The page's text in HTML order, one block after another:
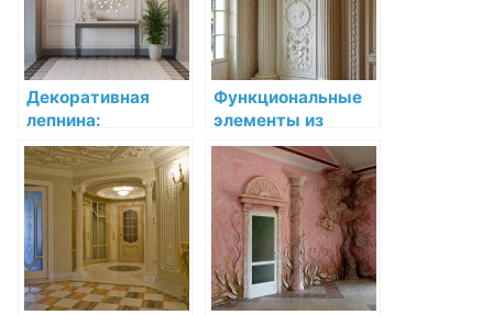
Декоративная
лепнина:
Украшение
интерьера в стиле
ар-нуво
Функциональные
элементы из
лепнины:
украшаем и
улучшаем
пространство